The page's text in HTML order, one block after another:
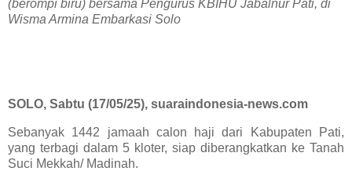
(berompi biru) bersama Pengurus KBIHU Jabalnur Pati, di
Wisma Armina Embarkasi Solo
SOLO, Sabtu (17/05/25), suaraindonesia-news.com
Sebanyak 1442 jamaah calon haji dari Kabupaten Pati,
yang terbagi dalam 5 kloter, siap diberangkatkan ke Tanah
Suci Mekkah/ Madinah.